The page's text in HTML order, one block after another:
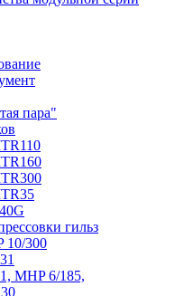
пара"
гильз
10/300
MHP 6/185,